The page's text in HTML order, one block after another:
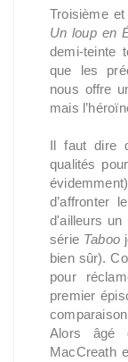
Troisième
Un loup en
demi-teinte
que les
nous offre
mais
Il faut dire
qualités
d’affronter
d'ailleurs un
série Taboo
bien sûr).
pour
premier
Alors âgé
MacCreath